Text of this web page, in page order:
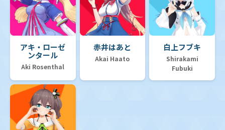
アキ・ローゼ
ンタール
Aki Rosenthal
赤井はあと
Akai Haato
白上フブキ
Shirakami
Fubuki